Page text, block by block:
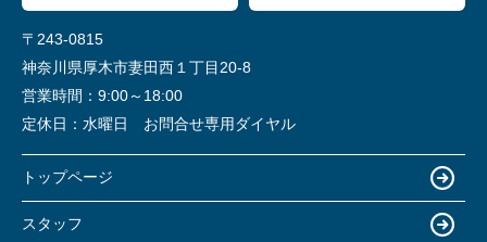
〒243-0815
神奈川県厚木市妻田西１丁目20-8
営業時間： 9:00～18:00
定休日： 水曜日 お問合せ専用ダイヤル
トップページ
スタッフ